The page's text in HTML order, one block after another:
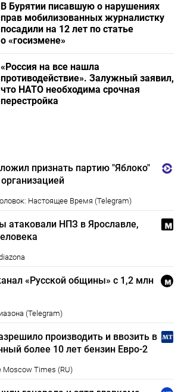
В Бурятии писавшую о нарушениях
прав мобилизованных журналистку
посадили на 12 лет по статье
о «госизмене»
«Россия на все нашла
противодействие». Залужный заявил,
что НАТО необходима срочная
перестройка